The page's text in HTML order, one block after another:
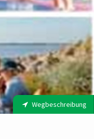
Wegbeschreibung